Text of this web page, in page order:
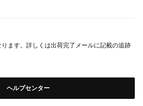
ます。詳しくは出荷完了メールに記載の追跡
ヘルプセンター